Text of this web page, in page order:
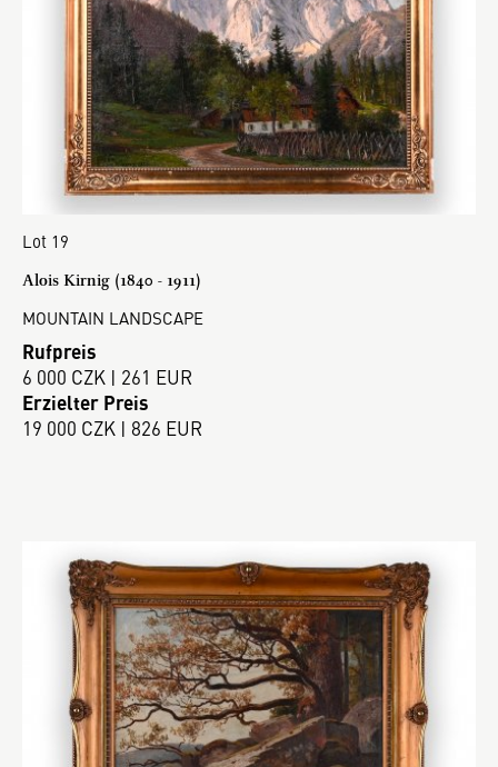
Lot 19
Alois Kirnig (1840 - 1911)
MOUNTAIN LANDSCAPE
Rufpreis
6 000 CZK | 261 EUR
Erzielter Preis
19 000 CZK | 826 EUR